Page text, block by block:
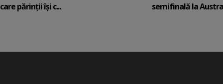
care părinții își c...
semifinală la